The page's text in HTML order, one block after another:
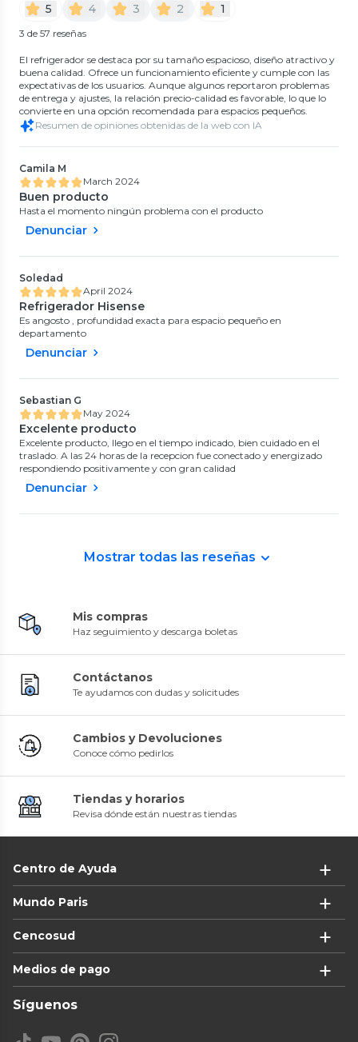
5 4 3 2 1
3 de 57 reseñas
El refrigerador se destaca por su tamaño espacioso, diseño atractivo y
buena calidad. Ofrece un funcionamiento eficiente y cumple con las
expectativas de los usuarios. Aunque algunos reportaron problemas
de entrega y ajustes, la relación precio-calidad es favorable, lo que lo
convierte en una opción recomendada para espacios pequeños.
Resumen de opiniones obtenidas de la web con IA
Camila M
March 2024
Buen producto
Hasta el momento ningún problema con el producto
Denunciar
Soledad
April 2024
Refrigerador Hisense
Es angosto , profundidad exacta para espacio pequeño en
departamento
Denunciar
Sebastian G
May 2024
Excelente producto
Excelente producto, llego en el tiempo indicado, bien cuidado en el
traslado. A las 24 horas de la recepcion fue conectado y energizado
respondiendo positivamente y con gran calidad
Denunciar
Mostrar todas las reseñas
Mis compras
Haz seguimiento y descarga boletas
Contáctanos
Te ayudamos con dudas y solicitudes
Cambios y Devoluciones
Conoce cómo pedirlos
Tiendas y horarios
Revisa dónde están nuestras tiendas
Centro de Ayuda
Mundo Paris
Cencosud
Medios de pago
Síguenos